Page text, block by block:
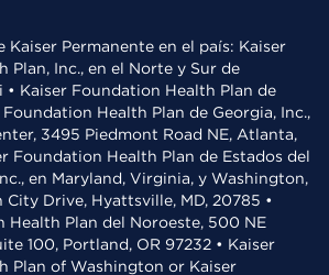
Kaiser Permanente en el país: Kaiser
Plan, Inc., en el Norte y Sur de
• Kaiser Foundation Health Plan de
Health Plan de Georgia, Inc.,
3495 Piedmont Road NE, Atlanta,
Foundation Health Plan de Estados del
en Maryland, Virginia, y Washington,
City Drive, Hyattsville, MD, 20785 •
Health Plan del Noroeste, 500 NE
100, Portland, OR 97232 • Kaiser
Plan of Washington or Kaiser